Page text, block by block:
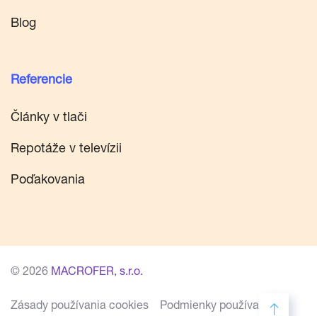
Blog
Referencie
Články v tlači
Repotáže v televízii
Poďakovania
© 2026 MACROFER, s.r.o.
Zásady používania cookies Podmienky používania